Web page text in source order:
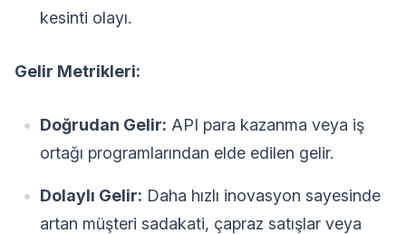
kesinti olayı.
Gelir Metrikleri:
Doğrudan Gelir: API para kazanma veya iş
ortağı programlarından elde edilen gelir.
Dolaylı Gelir: Daha hızlı inovasyon sayesinde
artan müşteri sadakati, çapraz satışlar veya